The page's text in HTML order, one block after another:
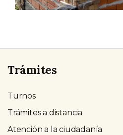
Trámites
Turnos
Trámites a distancia
Atención a la ciudadanía